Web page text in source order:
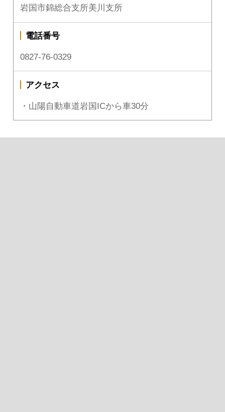
岩国市錦総合支所美川支所
電話番号
0827-76-0329
アクセス
・山陽自動車道岩国ICから車30分